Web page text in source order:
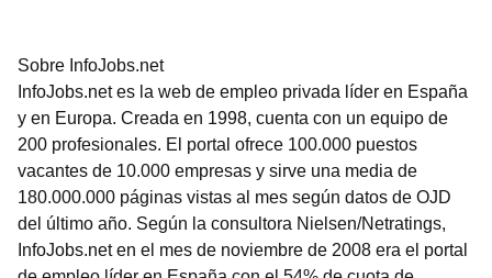
Sobre InfoJobs.net
InfoJobs.net es la web de empleo privada líder en España
y en Europa. Creada en 1998, cuenta con un equipo de
200 profesionales. El portal ofrece 100.000 puestos
vacantes de 10.000 empresas y sirve una media de
180.000.000 páginas vistas al mes según datos de OJD
del último año. Según la consultora Nielsen/Netratings,
InfoJobs.net en el mes de noviembre de 2008 era el portal